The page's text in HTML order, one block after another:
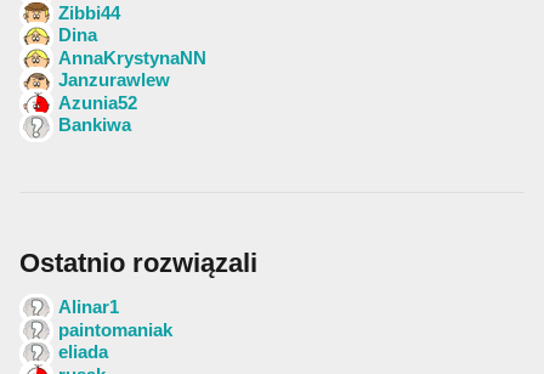
Zibbi44
Dina
AnnaKrystynaNN
Janzurawlew
Azunia52
Bankiwa
Ostatnio rozwiązali
Alinar1
paintomaniak
eliada